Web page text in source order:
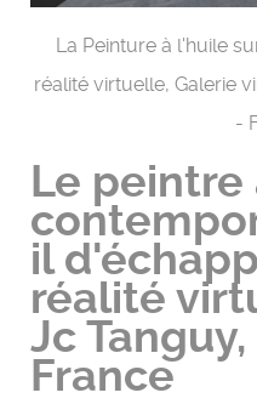
La Peinture à l'huile
réalité virtuelle, Galerie
-
Le
il
réalité
Jc
France